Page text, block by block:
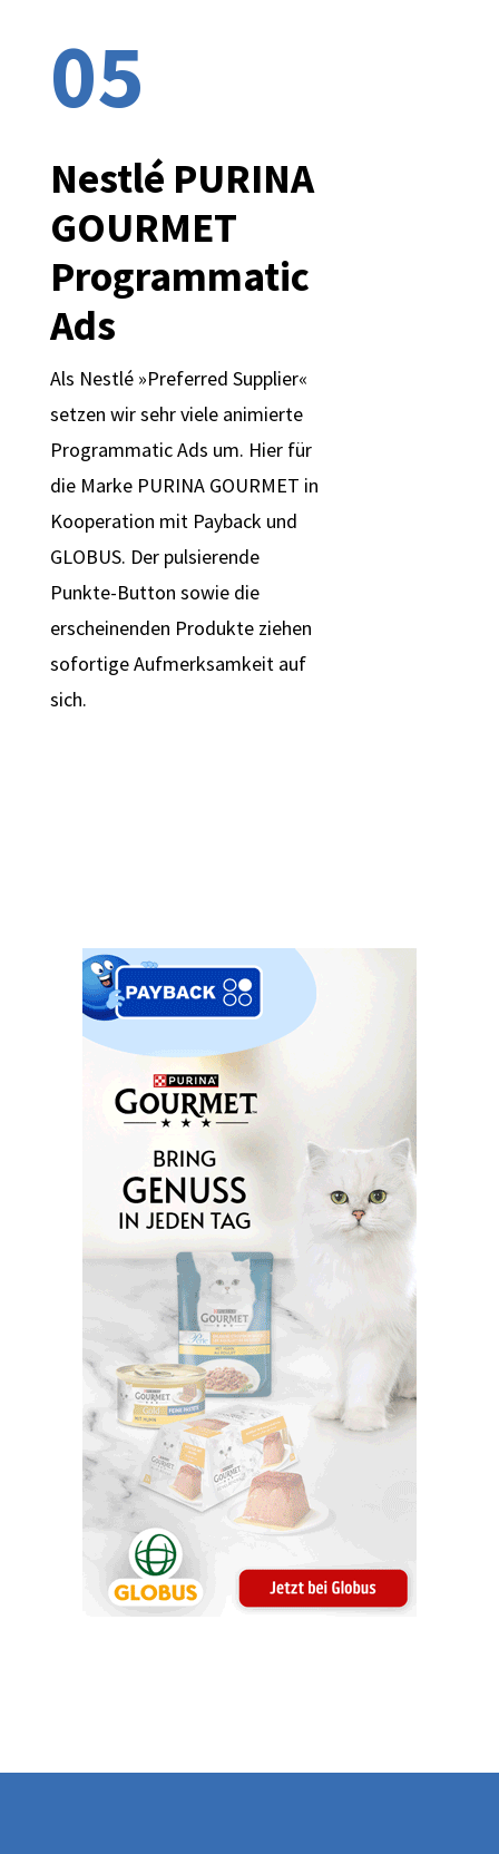
05
Nestlé PURINA
GOURMET
Programmatic
Ads
Als Nestlé »Preferred Supplier«
setzen wir sehr viele animierte
Programmatic Ads um. Hier für
die Marke PURINA GOURMET in
Kooperation mit Payback und
GLOBUS. Der pulsierende
Punkte-Button sowie die
erscheinenden Produkte ziehen
sofortige Aufmerksamkeit auf
sich.